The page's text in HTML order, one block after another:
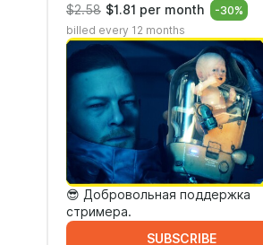
$2.58 $1.81 per month -30%
billed every 12 months
😎 Добровольная поддержка
стримера.
SUBSCRIBE